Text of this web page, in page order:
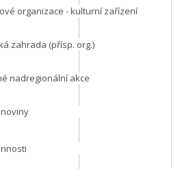
organizace - kulturní zařízení
zahrada (přísp. org.)
nadregionální akce